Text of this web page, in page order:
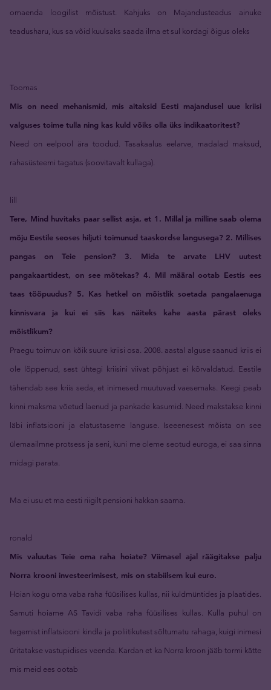
omaenda loogilist mõistust. Kahjuks on Majandusteadus ainuke
teadusharu, kus sa võid kuulsaks saada ilma et sul kordagi õigus oleks
Toomas
Mis on need mehanismid, mis aitaksid Eesti majandusel uue kriisi
valguses toime tulla ning kas kuld võiks olla üks indikaatoritest?
Need on eelpool ära toodud. Tasakaalus eelarve, madalad maksud,
rahasüsteemi tagatus (soovitavalt kullaga).
lill
Tere, Mind huvitaks paar sellist asja, et 1. Millal ja milline saab olema
mõju Eestile seoses hiljuti toimunud taaskordse langusega? 2. Millises
pangas on Teie pension? 3. Mida te arvate LHV uutest
pangakaartidest, on see mõtekas? 4. Mil määral ootab Eestis ees
taas tööpuudus? 5. Kas hetkel on mõistlik soetada pangalaenuga
kinnisvara ja kui ei siis kas näiteks kahe aasta pärast oleks
mõistlikum?
Praegu toimuv on kõik suure kriisi osa. 2008. aastal alguse saanud kriis ei
ole lõppenud, sest ühtegi kriisini viivat põhjust ei kõrvaldatud. Eestile
tähendab see kriis seda, et inimesed muutuvad vaesemaks. Keegi peab
kinni maksma võetud laenud ja pankade kasumid. Need makstakse kinni
läbi inflatsiooni ja elatustaseme languse. Iseeenesest mõista on see
ülemaailmne protsess ja seni, kuni me oleme seotud euroga, ei saa sinna
midagi parata.
Ma ei usu et ma eesti riigilt pensioni hakkan saama.
ronald
Mis valuutas Teie oma raha hoiate? Viimasel ajal räägitakse palju
Norra krooni investeerimisest, mis on stabiilsem kui euro.
Hoian kogu oma vaba raha füüsilises kullas, nii kuldmüntides ja plaatides.
Samuti hoiame AS Tavidi vaba raha füüsilises kullas. Kulla puhul on
tegemist inflatsiooni kindla ja poliitikutest sõltumatu rahaga, kuigi inimesi
üritatakse vastupidises veenda. Kardan et ka Norra kroon jääb tormi kätte
mis meid ees ootab